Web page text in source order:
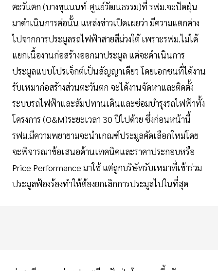
ตะวันตก (บางขุนนนท์-ศูนย์วัฒนธรรม)ที่ รฟม.จะปัดฝุ่น
มาดำเนินการต่อนั้น แหล่งข่าวเปิดเผยว่า มีความแตกต่าง
ไปจากการประมูลรถไฟฟ้าสายสีม่วงใต้ เพราะรฟม.ไม่ได้
แยกเนื้องานก่อสร้างออกมาประมูล แต่จะดำเนินการ
ประมูลแบบโปรเจ็กต์เป็นสัญญาเดียว โดยเอกชนที่ได้งาน
รับเหมาก่อสร้างส่วนตะวันตก จะได้งานจัดหาและติดตั้ง
ระบบรถไฟฟ้าและสัมปทานเดินและซ่อมบำรุงรถไฟฟ้าทั้ง
โครงการ (O&M)ระยะเวลา 30 ปีไปด้วย ซึ่งก่อนหน้านี้
รฟม.มีความพยายามจะนำเกณฑ์ประมูลคัดเลือกใหม่โดย
จะพิจารณาข้อเสนอด้านเทคนิคและราคาประกอบหรือ
Price Performance มาใช้ แต่ถูกบริษัทรับเหมาที่เข้าร่วม
ประมูลฟ้องร้องทำให้ต้องยกเลิกการประมูลไปในที่สุด